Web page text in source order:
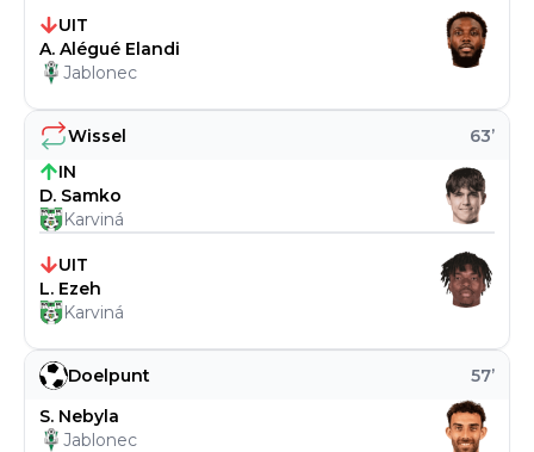
Doelpunt 57’
S. Nebyla
Jablonec
Wissel 63’
IN
D. Samko
Karviná
UIT
L. Ezeh
Karviná
UIT
A. Alégué Elandi
Jablonec